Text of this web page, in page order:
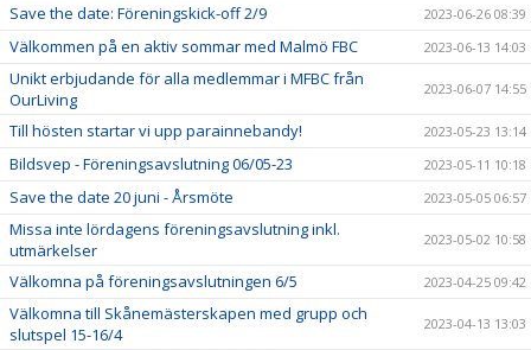
Save the date: Föreningskick-off 2/9 2023-06-26 08:39
Välkommen på en aktiv sommar med Malmö FBC 2023-06-13 14:03
Unikt erbjudande för alla medlemmar i MFBC från
OurLiving
2023-06-07 14:55
Till hösten startar vi upp parainnebandy! 2023-05-23 13:14
Bildsvep - Föreningsavslutning 06/05-23 2023-05-11 10:18
Save the date 20 juni - Årsmöte 2023-05-05 06:57
Missa inte lördagens föreningsavslutning inkl.
utmärkelser
2023-05-02 10:58
Välkomna på föreningsavslutningen 6/5 2023-04-25 09:42
Välkomna till Skånemästerskapen med grupp och
slutspel 15-16/4
2023-04-13 13:03